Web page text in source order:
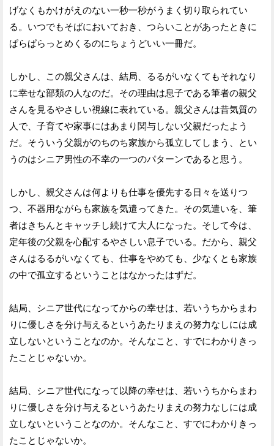
げなくもかけがえのない一秒一秒がうまく切り取られてい
る。いつでもそばにおいておき、つらいことがあったときに
ぱらぱらっとめくるのにちょうどいい一冊だ。
しかし、この親父さんは、結局、るるがいなくてもそれなり
に幸せな部類の人なのだ。その理由は息子である筆者の親父
さんを見るやさしい視線に表れている。親父さんは昔気質の
人で、子育てや家事にはあまり関与しない父親だったよう
だ。そういう父親がのちのち家族から孤立してしまう、とい
うのはシニア男性の不幸の一つのパターンであると思う。
しかし、親父さんは何よりも仕事を優先する日々を送りつ
つ、不器用ながらも家族を気遣ってきた。その気遣いを、筆
者はきちんとキャッチし続けて大人になった。そして今は、
定年後の父親を心配するやさしい息子でいる。だから、親父
さんはるるがいなくても、仕事をやめても、少なくとも家族
の中で孤立するということはなかったはずだ。
結局、シニア世代になってからの幸せは、若いうちからまわ
りに優しさを分け与えるというあたりまえの努力なしには成
立しないということなのか。そんなこと、すでにわかりきっ
たことじゃないか。
結局、シニア世代になって以降の幸せは、若いうちからまわ
りに優しさを分け与えるというあたりまえの努力なしには成
立しないということなのか。そんなこと、すでにわかりきっ
たことじゃないか。